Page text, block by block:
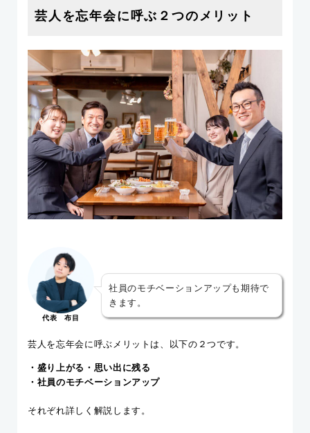
芸人を忘年会に呼ぶ２つのメリット
代表 布目
社員のモチベーションアップも期待で
きます。
芸人を忘年会に呼ぶメリットは、以下の２つです。
・盛り上がる・思い出に残る
・社員のモチベーションアップ
それぞれ詳しく解説します。